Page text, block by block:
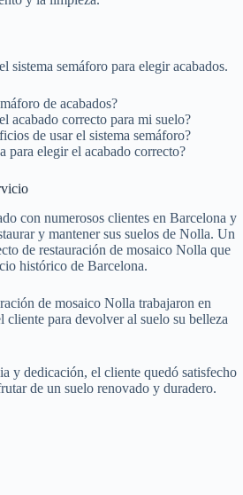
sistema semáforo para elegir acabados.
de acabados?
acabado correcto para mi suelo?
de usar el sistema semáforo?
para elegir el acabado correcto?
con numerosos clientes en Barcelona y
y mantener sus suelos de Nolla. Un
de restauración de mosaico Nolla que
histórico de Barcelona.
de mosaico Nolla trabajaron en
cliente para devolver al suelo su belleza
y dedicación, el cliente quedó satisfecho
de un suelo renovado y duradero.